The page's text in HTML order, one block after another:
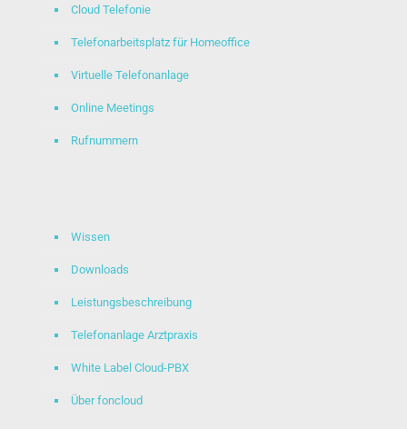
Cloud Telefonie
Telefonarbeitsplatz für Homeoffice
Virtuelle Telefonanlage
Online Meetings
Rufnummern
Wissen
Downloads
Leistungsbeschreibung
Telefonanlage Arztpraxis
White Label Cloud-PBX
Über foncloud